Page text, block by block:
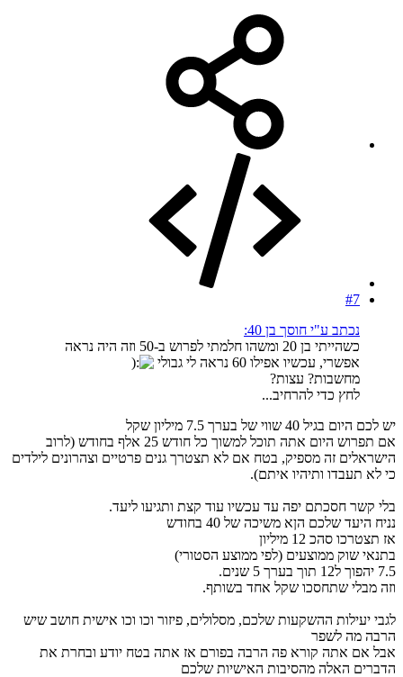
#7
נכתב ע"י חוסך בן 40:
כשהייתי בן 20 ומשהו חלמתי לפרוש ב-50 וזה היה נראה
אפשרי, עכשיו אפילו 60 נראה לי גבולי
מחשבות? עצות?
לחץ כדי להרחיב...
יש לכם היום בגיל 40 שווי של בערך 7.5 מיליון שקל
אם תפרוש היום אתה תוכל למשוך כל חודש 25 אלף בחודש (לרוב
הישראלים זה מספיק, בטח אם לא תצטרך גנים פרטיים וצהרונים לילדים
כי לא תעבדו ותיהיו איתם).
בלי קשר חסכתם יפה עד עכשיו עוד קצת ותגיעו ליעד.
נניח היעד שלכם הןא משיכה של 40 בחודש
אז תצטרכו סהכ 12 מיליון
בתנאי שוק ממוצעים (לפי ממוצע הסטורי)
7.5 יהפוך ל12 תוך בערך 5 שנים.
וזה מבלי שתחסכו שקל אחד בשותף.
לגבי יעילות ההשקעות שלכם, מסלולים, פיזור וכו וכו אישית חושב שיש
הרבה מה לשפר
אבל אם אתה קורא פה הרבה בפורם אז אתה בטח יודע ובחרת את
הדברים האלה מהסיבות האישיות שלכם